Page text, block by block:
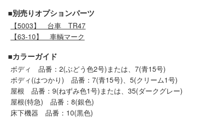
走行エリア別 鉄道模型車両リスト
北海道・東北
中部 関西
中国・四国 九州・沖縄
■別売りオプションパーツ
【5003】
台車 TR47
【63-10】
車輌マーク
■カラーガイド
ボディ 品番：2(ぶどう色2号)または、7(青15号)
ボディ(はつかり) 品番：7(青15号)、5(クリーム1号)
屋根 品番：9(ねずみ色1号)または、35(ダークグレー)
屋根(特急) 品番：8(銀色)
床下機器 品番：10(黒色)